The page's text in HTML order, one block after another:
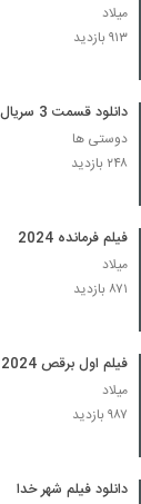
میلاد
۹۱۳ بازدید
دانلود قسمت 3 سریال غربت
دوستی ها
۲۴۸ بازدید
فیلم فرمانده 2024
میلاد
۸۷۱ بازدید
فیلم اول برقص 2024
میلاد
۹۸۷ بازدید
دانلود فیلم شهر خدا